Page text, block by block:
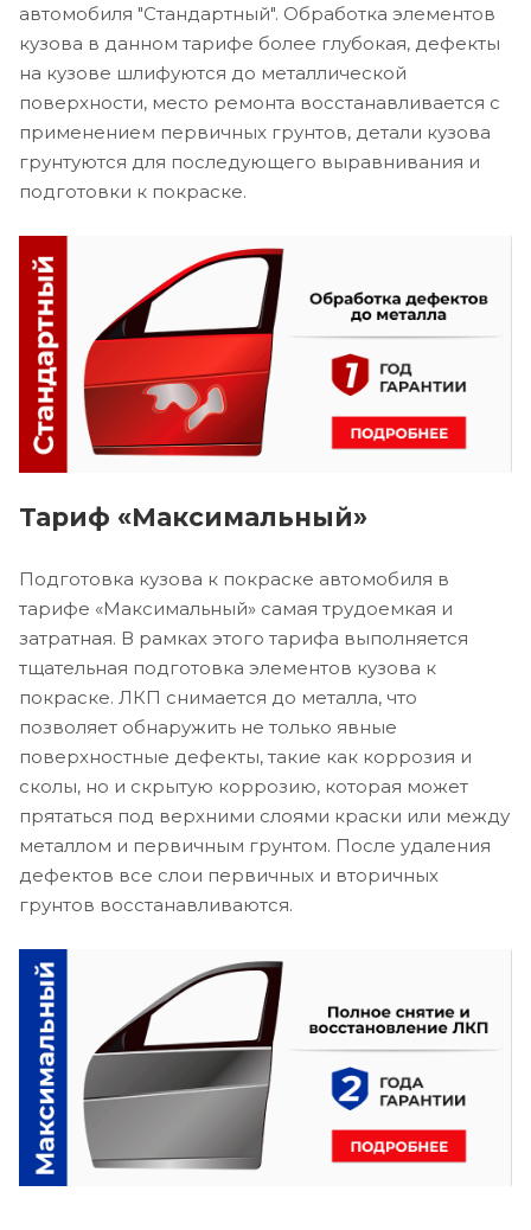
автомобиля "Стандартный". Обработка элементов
кузова в данном тарифе более глубокая, дефекты
на кузове шлифуются до металлической
поверхности, место ремонта восстанавливается с
применением первичных грунтов, детали кузова
грунтуются для последующего выравнивания и
подготовки к покраске.
Тариф «Максимальный»
Подготовка кузова к покраске автомобиля в
тарифе «Максимальный» самая трудоемкая и
затратная. В рамках этого тарифа выполняется
тщательная подготовка элементов кузова к
покраске. ЛКП снимается до металла, что
позволяет обнаружить не только явные
поверхностные дефекты, такие как коррозия и
сколы, но и скрытую коррозию, которая может
прятаться под верхними слоями краски или между
металлом и первичным грунтом. После удаления
дефектов все слои первичных и вторичных
грунтов восстанавливаются.